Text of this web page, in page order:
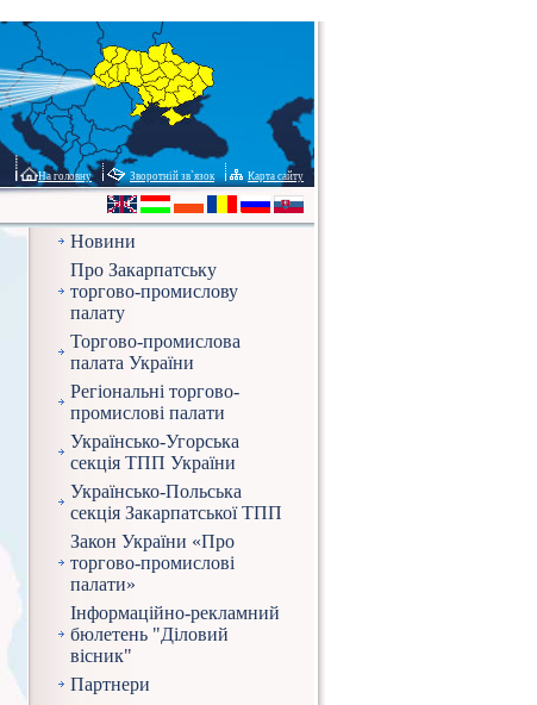
На головну Зворотній зв`язок Карта сайту
Новини
Про Закарпатську
торгово-промислову
палату
Торгово-промислова
палата України
Регіональні торгово-
промислові палати
Українсько-Угорська
секція ТПП України
Українсько-Польська
секція Закарпатської ТПП
Закон України «Про
торгово-промислові
палати»
Інформаційно-рекламний
бюлетень "Діловий
вісник"
Партнери